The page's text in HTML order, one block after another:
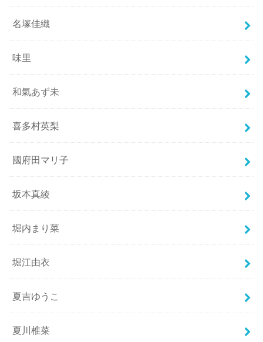
名塚佳織
味里
和氣あず未
喜多村英梨
國府田マリ子
坂本真綾
堀内まり菜
堀江由衣
夏吉ゆうこ
夏川椎菜